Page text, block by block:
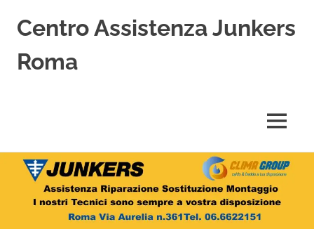
Salta
contenuto
Centro Assistenza Junkers
Roma
Riparazione,
Sostituzione,
Installazione
di
MENU